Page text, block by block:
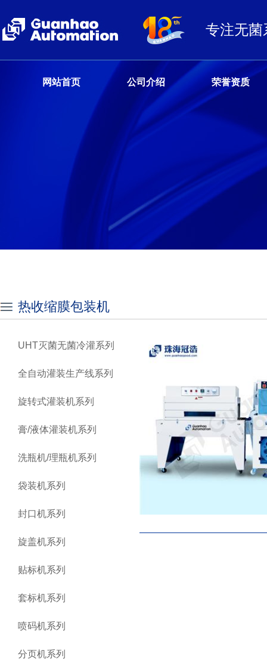
专注无菌
网站首页 公司介绍 荣誉资质
热收缩膜包装机
UHT灭菌无菌冷灌系列
全自动灌装生产线系列
旋转式灌装机系列
膏/液体灌装机系列
洗瓶机/理瓶机系列
袋装机系列
封口机系列
旋盖机系列
贴标机系列
套标机系列
喷码机系列
分页机系列